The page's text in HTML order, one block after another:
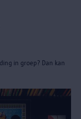
in groep? Dan kan